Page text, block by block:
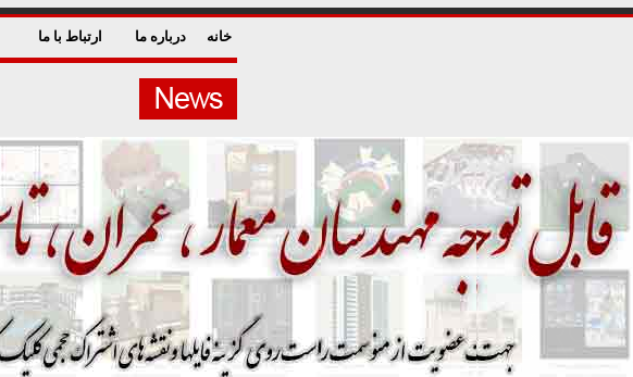
خانه درباره ما ارتباط با ما